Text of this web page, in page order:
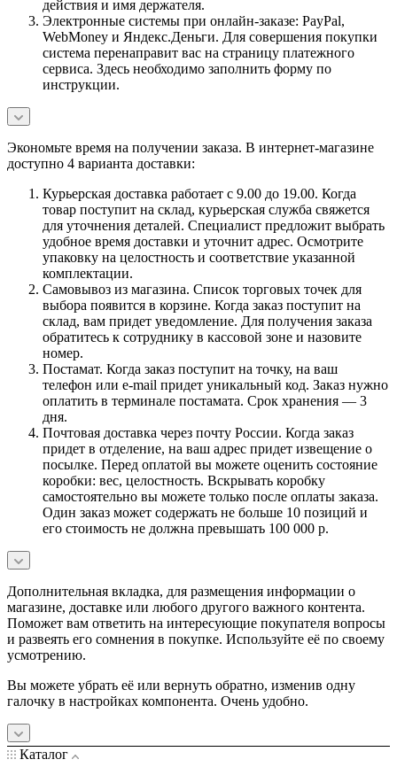
действия и имя держателя.
Электронные системы при онлайн-заказе: PayPal,
WebMoney и Яндекс.Деньги. Для совершения покупки
система перенаправит вас на страницу платежного
сервиса. Здесь необходимо заполнить форму по
инструкции.
Экономьте время на получении заказа. В интернет-магазине
доступно 4 варианта доставки:
Курьерская доставка работает с 9.00 до 19.00. Когда
товар поступит на склад, курьерская служба свяжется
для уточнения деталей. Специалист предложит выбрать
удобное время доставки и уточнит адрес. Осмотрите
упаковку на целостность и соответствие указанной
комплектации.
Самовывоз из магазина. Список торговых точек для
выбора появится в корзине. Когда заказ поступит на
склад, вам придет уведомление. Для получения заказа
обратитесь к сотруднику в кассовой зоне и назовите
номер.
Постамат. Когда заказ поступит на точку, на ваш
телефон или e-mail придет уникальный код. Заказ нужно
оплатить в терминале постамата. Срок хранения — 3
дня.
Почтовая доставка через почту России. Когда заказ
придет в отделение, на ваш адрес придет извещение о
посылке. Перед оплатой вы можете оценить состояние
коробки: вес, целостность. Вскрывать коробку
самостоятельно вы можете только после оплаты заказа.
Один заказ может содержать не больше 10 позиций и
его стоимость не должна превышать 100 000 р.
Дополнительная вкладка, для размещения информации о
магазине, доставке или любого другого важного контента.
Поможет вам ответить на интересующие покупателя вопросы
и развеять его сомнения в покупке. Используйте её по своему
усмотрению.
Вы можете убрать её или вернуть обратно, изменив одну
галочку в настройках компонента. Очень удобно.
Каталог